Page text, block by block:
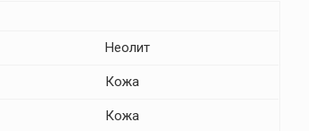
Неолит
Кожа
Кожа